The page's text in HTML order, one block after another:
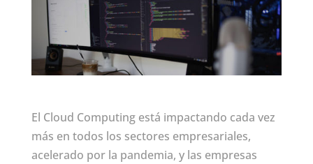
El Cloud Computing está impactando cada vez
más en todos los sectores empresariales,
acelerado por la pandemia, y las empresas